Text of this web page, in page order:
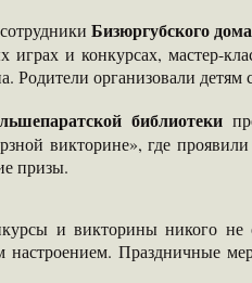
Бизюргубского
играх и конкурсах, мастер-
Родители организовали детям
библиотеки
викторине», где
призы.
и викторины никого не
Праздничные